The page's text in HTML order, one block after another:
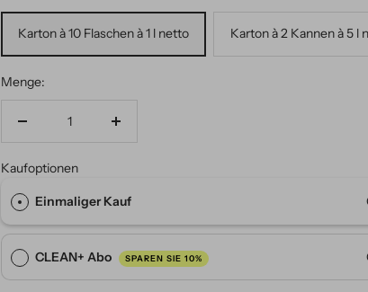
Karton à 10 Flaschen à 1 l netto Karton à 2 Kannen à 5 l
Menge:
Menge
Kaufoptionen
Einmaliger Kauf
CLEAN+ Abo SPAREN SIE 10%